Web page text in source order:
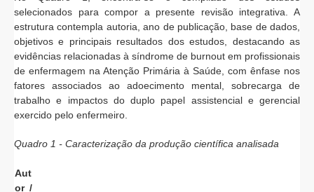
selecionados para compor a presente revisão integrativa. A
estrutura contempla autoria, ano de publicação, base de dados,
objetivos e principais resultados dos estudos, destacando as
evidências relacionadas à síndrome de burnout em profissionais
de enfermagem na Atenção Primária à Saúde, com ênfase nos
fatores associados ao adoecimento mental, sobrecarga de
trabalho e impactos do duplo papel assistencial e gerencial
exercido pelo enfermeiro.
Quadro 1 - Caracterização da produção científica analisada
Aut
or /